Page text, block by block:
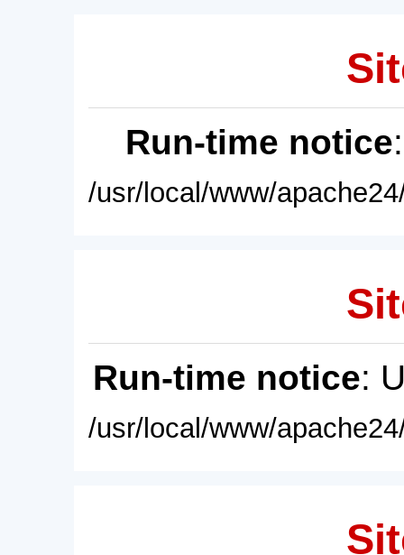
Run-time notice
/usr/local/www/
Run-time notice:
/usr/local/www/